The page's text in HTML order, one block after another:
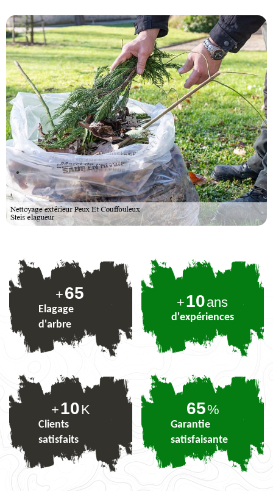
+80
Elagage
d'arbre
+10ans
d'expériences
+10K
Clients
satisfaits
80%
Garantie
satisfaisante